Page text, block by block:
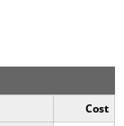
Cost